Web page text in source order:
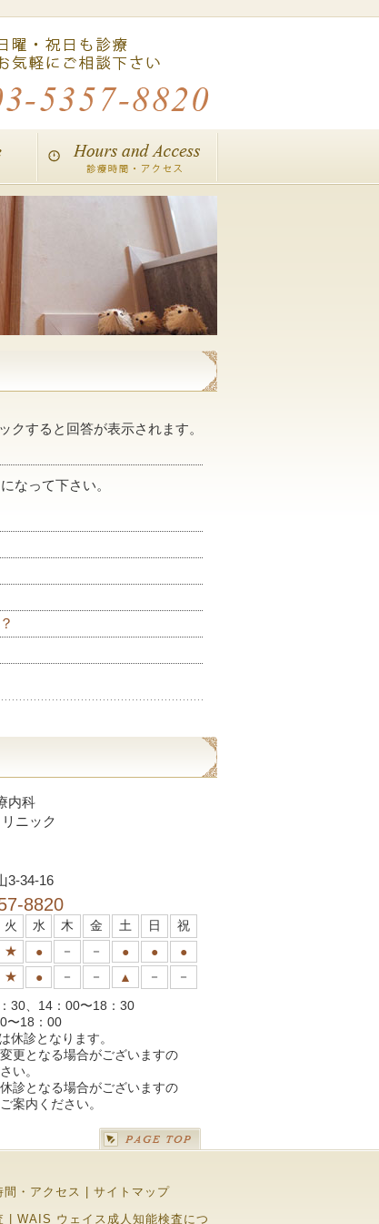
クすると回答が表示されます。
なって下さい。
内科
ニック
3-34-16
8820
火 水 木 金 土 日
祝
★ ● － － ● ●
●
★ ● － － ▲ －
－
30、14：00〜18：30
〜18：00
休診となります。
更となる場合がございますの
い。
診となる場合がございますの
案内ください。
間・アクセス
サイトマップ
WAIS ウェイス成人知能検査につ